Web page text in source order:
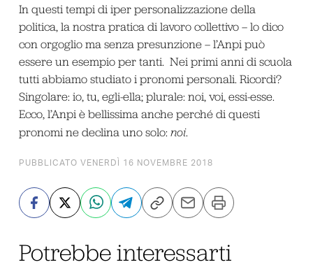
In questi tempi di iper personalizzazione della
politica, la nostra pratica di lavoro collettivo – lo dico
con orgoglio ma senza presunzione – l’Anpi può
essere un esempio per tanti. Nei primi anni di scuola
tutti abbiamo studiato i pronomi personali. Ricordi?
Singolare: io, tu, egli-ella; plurale: noi, voi, essi-esse.
Ecco, l’Anpi è bellissima anche perché di questi
pronomi ne declina uno solo: noi.
PUBBLICATO VENERDÌ 16 NOVEMBRE 2018
Potrebbe interessarti